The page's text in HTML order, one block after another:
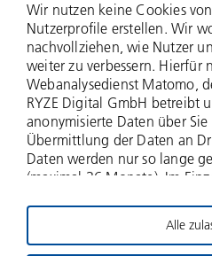
© 2026 Deutsche
Wir nutzen keine Cookies
Nutzerprofile erstellen. Wir
nachvollziehen, wie Nutzer
weiter zu verbessern. Hierfür
Webanalysedienst Matomo,
RYZE Digital GmbH betreibt
anonymisierte Daten über
Übermittlung der Daten an
Daten werden nur so lange
(maximal 36 Monate). Im
werden erfasst), zu
Verweildauer hierauf,
Suchanfragen und
Alle